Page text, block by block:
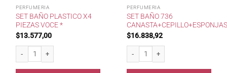
PERFUMERIA
SET BAÑO PLASTICO X4
PIEZAS VOCE *
$13.577,00
Set Baño Plastico x4 Piezas VOCE * cantidad
PERFUMERIA
SET BAÑO 736
$16.838,92
Set Baño 736